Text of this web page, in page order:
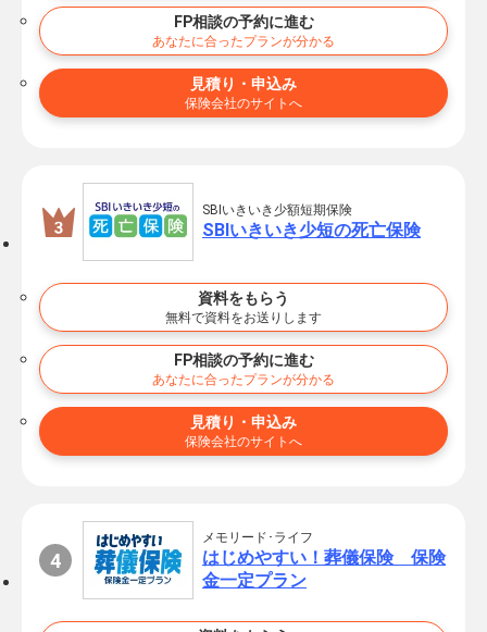
FP相談の予約に進む
あなたに合ったプランが分かる
見積り・申込み
保険会社のサイトへ
SBIいきいき少額短期保険
SBIいきいき少短の死亡保険
資料をもらう
無料で資料をお送りします
FP相談の予約に進む
あなたに合ったプランが分かる
見積り・申込み
保険会社のサイトへ
メモリード･ライフ
はじめやすい！葬儀保険 保険
金一定プラン